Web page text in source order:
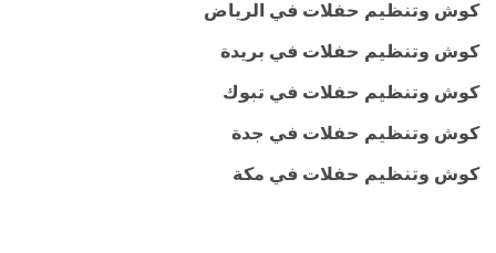
كوش وتنظيم حفلات في الرياض
كوش وتنظيم حفلات في بريدة
كوش وتنظيم حفلات في تبوك
كوش وتنظيم حفلات في جدة
كوش وتنظيم حفلات في مكة